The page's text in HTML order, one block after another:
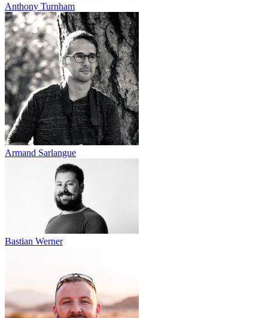
Anthony Turnham
Armand Sarlangue
Bastian Werner